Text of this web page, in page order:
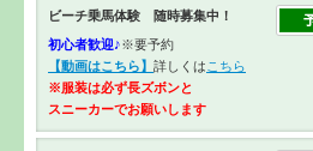
ビーチ乗馬体験 随時募集中！
初心者歓迎♪※要予約
【動画はこちら】 詳しくは こちら
※服装は必ず長ズボンと
スニーカーでお願いします